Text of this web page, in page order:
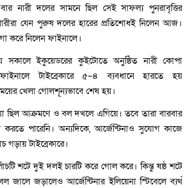
নারী দলের সামনে ছিল সেই সাফল্য পুনরাবৃত্তির
যেন পুরুষ দলের হারের প্রতিশোধই নিলেন আজ।
করে নিলেন ফাইনালে।
সকালে ইকুয়েডরের কুইটোতে অনুষ্ঠিত নারী কোপা
টাইব্রেকারে ৫–৪ ব্যবধানে হারতে হয়
খেলা গোলশূন্যভাবে শেষ হয়।
ছিল আক্রমণে ও বল দখলে এগিয়ে। তবে তারা বারবার
পারেনি। অন্যদিকে, আর্জেন্টিনাও সুযোগ কাজে
গড়ায় টাইব্রেকারে।
শটে দুই দলই চারটি করে গোল করে। কিন্তু ষষ্ঠ শটে
জালে জড়ালেও আর্জেন্টিনার ইলিয়েনা স্টিবেলে ব্যর্থ